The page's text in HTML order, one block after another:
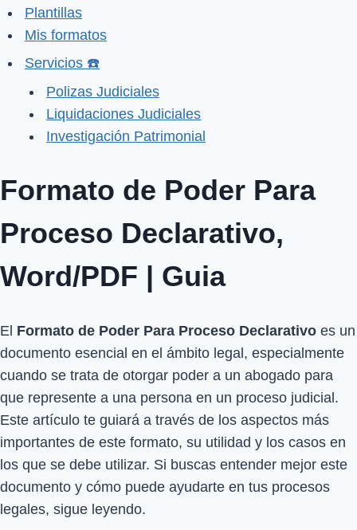
Plantillas
Mis formatos
Servicios ☎️
Polizas Judiciales
Liquidaciones Judiciales
Investigación Patrimonial
Formato de Poder Para
Proceso Declarativo,
Word/PDF | Guia
El Formato de Poder Para Proceso Declarativo es un
documento esencial en el ámbito legal, especialmente
cuando se trata de otorgar poder a un abogado para
que represente a una persona en un proceso judicial.
Este artículo te guiará a través de los aspectos más
importantes de este formato, su utilidad y los casos en
los que se debe utilizar. Si buscas entender mejor este
documento y cómo puede ayudarte en tus procesos
legales, sigue leyendo.